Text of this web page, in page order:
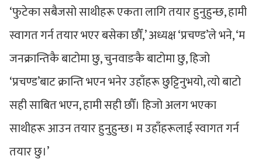
‘फुटेका सबैजसो साथीहरू एकता लागि तयार हुनुहुन्छ, हामी
स्वागत गर्न तयार भएर बसेका छौँ,’ अध्यक्ष ‘प्रचण्ड’ले भने, ‘म
जनक्रान्तिकै बाटोमा छु, चुनवाङकै बाटोमा छु, हिजो
‘प्रचण्ड’बाट क्रान्ति भएन भनेर उहाँहरू छुट्टिनुभयो, त्यो बाटो
सही साबित भएन, हामी सही छौँ। हिजो अलग भएका
साथीहरू आउन तयार हुनुहुन्छ। म उहाँहरूलाई स्वागत गर्न
तयार छु।’